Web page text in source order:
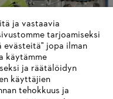
ja vastaavia
tarjoamiseksi
jopa ilman
käytämme
ja räätälöidyn
käyttäjien
tehokkuus ja